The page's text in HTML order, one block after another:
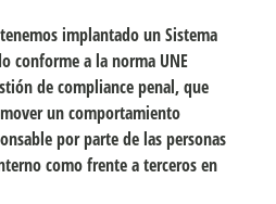
implantado un Sistema
conforme a la norma UNE
de compliance penal, que
un comportamiento
por parte de las personas
como frente a terceros en